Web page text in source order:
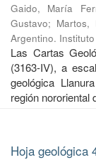
Gaido, María
Gustavo; Martos,
Argentino.
Las Cartas
(3163-IV), a
geológica
región nororiental
Hoja geológica